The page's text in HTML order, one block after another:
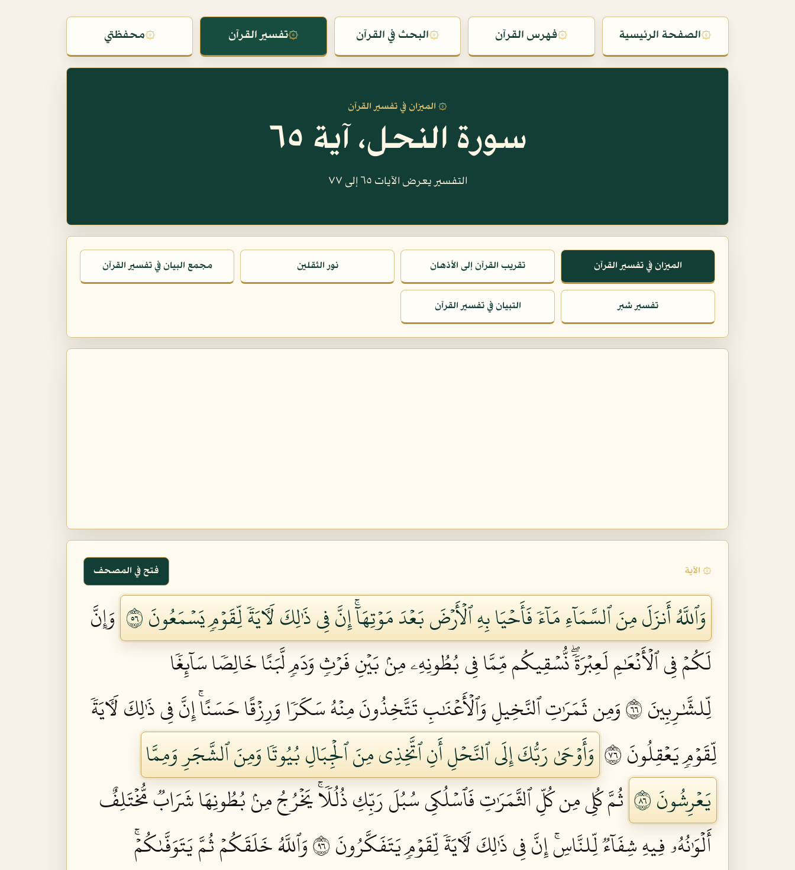
۞الصفحة الرئيسية ۞فهرس القرآن ۞البحث في القرآن ۞تفسير القرآن ۞محفظتي
۞ الميزان في تفسير القرآن
سورة النحل، آية ٦٥
التفسير يعرض الآيات ٦٥ إلى ٧٧
الميزان في تفسير القرآن تقريب القرآن إلى الأذهان نور الثقلين مجمع البيان في تفسير القرآن
تفسير شبر التبيان في تفسير القرآن
۞ الآية فتح في المصحف
وَٱللَّهُ أَنزَلَ مِنَ ٱلسَّمَآءِ مَآءٗ فَأَحۡيَا بِهِ ٱلۡأَرۡضَ بَعۡدَ مَوۡتِهَآۚ إِنَّ فِي ذَٰلِكَ لَأٓيَةٗ لِّقَوۡمٖ يَسۡمَعُونَ ٦٥
وَإِنَّ
لَكُمۡ فِي ٱلۡأَنۡعَٰمِ لَعِبۡرَةٗۖ نُّسۡقِيكُم مِّمَّا فِي بُطُونِهِۦ مِنۢ بَيۡنِ فَرۡثٖ وَدَمٖ لَّبَنًا خَالِصٗا سَآئِغٗا
لِّلشَّٰرِبِينَ ٦٦
وَمِن ثَمَرَٰتِ ٱلنَّخِيلِ وَٱلۡأَعۡنَٰبِ تَتَّخِذُونَ مِنۡهُ سَكَرٗا وَرِزۡقًا حَسَنًاۚ إِنَّ فِي ذَٰلِكَ لَأٓيَةٗ
لِّقَوۡمٖ يَعۡقِلُونَ ٦٧
وَأَوۡحَىٰ رَبُّكَ إِلَى ٱلنَّحۡلِ أَنِ ٱتَّخِذِي مِنَ ٱلۡجِبَالِ بُيُوتٗا وَمِنَ ٱلشَّجَرِ وَمِمَّا
يَعۡرِشُونَ ٦٨
ثُمَّ كُلِي مِن كُلِّ ٱلثَّمَرَٰتِ فَٱسۡلُكِي سُبُلَ رَبِّكِ ذُلُلٗاۚ يَخۡرُجُ مِنۢ بُطُونِهَا شَرَابٞ مُّخۡتَلِفٌ
أَلۡوَٰنُهُۥ فِيهِ شِفَآءٞ لِّلنَّاسِۚ إِنَّ فِي ذَٰلِكَ لَأٓيَةٗ لِّقَوۡمٖ يَتَفَكَّرُونَ ٦٩
وَٱللَّهُ خَلَقَكُمۡ ثُمَّ يَتَوَفَّىٰكُمۡۚ